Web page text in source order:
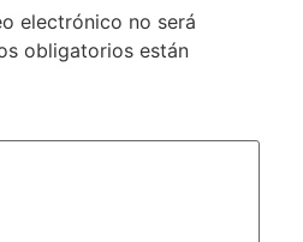
electrónico no será
obligatorios están